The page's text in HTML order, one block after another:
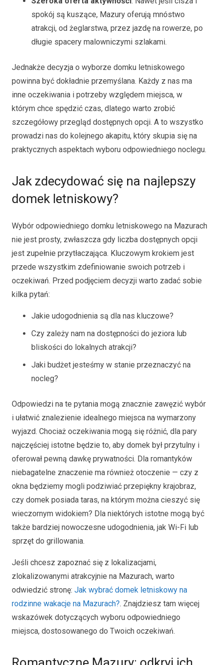
spokój są kuszące, Mazury oferują mnóstwo
atrakcji, od żeglarstwa, przez jazdę na rowerze, po
długie spacery malowniczymi szlakami.
Jednakże decyzja o wyborze domku letniskowego
powinna być dokładnie przemyślana. Każdy z nas ma
inne oczekiwania i potrzeby względem miejsca, w
którym chce spędzić czas, dlatego warto zrobić
szczegółowy przegląd dostępnych opcji. A to wszystko
prowadzi nas do kolejnego akapitu, który skupia się na
praktycznych aspektach wyboru odpowiedniego noclegu.
Jak zdecydować się na najlepszy
domek letniskowy?
Wybór odpowiedniego domku letniskowego na Mazurach
nie jest prosty, zwłaszcza gdy liczba dostępnych opcji
jest zupełnie przytłaczająca. Kluczowym krokiem jest
przede wszystkim zdefiniowanie swoich potrzeb i
oczekiwań. Przed podjęciem decyzji warto zadać sobie
kilka pytań:
Jakie udogodnienia są dla nas kluczowe?
Czy zależy nam na dostępności do jeziora lub
bliskości do lokalnych atrakcji?
Jaki budżet jesteśmy w stanie przeznaczyć na
nocleg?
Odpowiedzi na te pytania mogą znacznie zawęzić wybór
i ułatwić znalezienie idealnego miejsca na wymarzony
wyjazd. Chociaż oczekiwania mogą się różnić, dla pary
najczęściej istotne będzie to, aby domek był przytulny i
oferował pewną dawkę prywatności. Dla romantyków
niebagatelne znaczenie ma również otoczenie — czy z
okna będziemy mogli podziwiać przepiękny krajobraz,
czy domek posiada taras, na którym można cieszyć się
wieczornym widokiem? Dla niektórych istotne mogą być
także bardziej nowoczesne udogodnienia, jak Wi-Fi lub
sprzęt do grillowania.
Jeśli chcesz zapoznać się z lokalizacjami,
zlokalizowanymi atrakcyjnie na Mazurach, warto
odwiedzić stronę: Jak wybrać domek letniskowy na
rodzinne wakacje na Mazurach?. Znajdziesz tam więcej
wskazówek dotyczących wyboru odpowiedniego
miejsca, dostosowanego do Twoich oczekiwań.